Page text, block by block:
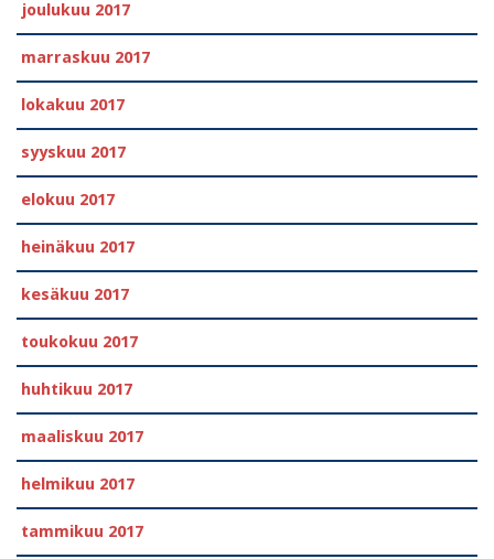
joulukuu 2017
marraskuu 2017
lokakuu 2017
syyskuu 2017
elokuu 2017
heinäkuu 2017
kesäkuu 2017
toukokuu 2017
huhtikuu 2017
maaliskuu 2017
helmikuu 2017
tammikuu 2017